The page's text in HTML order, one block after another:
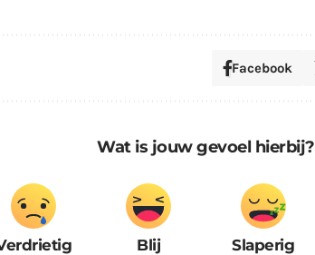
Facebook
Wat is jouw gevoel hierbij?
Blij Slaperig